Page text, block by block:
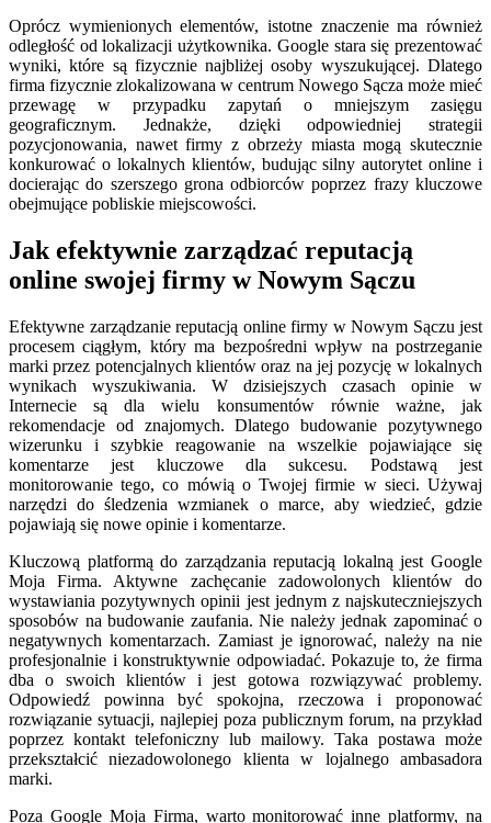
Oprócz wymienionych elementów, istotne znaczenie ma również
odległość od lokalizacji użytkownika. Google stara się prezentować
wyniki, które są fizycznie najbliżej osoby wyszukującej. Dlatego
firma fizycznie zlokalizowana w centrum Nowego Sącza może mieć
przewagę w przypadku zapytań o mniejszym zasięgu
geograficznym. Jednakże, dzięki odpowiedniej strategii
pozycjonowania, nawet firmy z obrzeży miasta mogą skutecznie
konkurować o lokalnych klientów, budując silny autorytet online i
docierając do szerszego grona odbiorców poprzez frazy kluczowe
obejmujące pobliskie miejscowości.
Jak efektywnie zarządzać reputacją
online swojej firmy w Nowym Sączu
Efektywne zarządzanie reputacją online firmy w Nowym Sączu jest
procesem ciągłym, który ma bezpośredni wpływ na postrzeganie
marki przez potencjalnych klientów oraz na jej pozycję w lokalnych
wynikach wyszukiwania. W dzisiejszych czasach opinie w
Internecie są dla wielu konsumentów równie ważne, jak
rekomendacje od znajomych. Dlatego budowanie pozytywnego
wizerunku i szybkie reagowanie na wszelkie pojawiające się
komentarze jest kluczowe dla sukcesu. Podstawą jest
monitorowanie tego, co mówią o Twojej firmie w sieci. Używaj
narzędzi do śledzenia wzmianek o marce, aby wiedzieć, gdzie
pojawiają się nowe opinie i komentarze.
Kluczową platformą do zarządzania reputacją lokalną jest Google
Moja Firma. Aktywne zachęcanie zadowolonych klientów do
wystawiania pozytywnych opinii jest jednym z najskuteczniejszych
sposobów na budowanie zaufania. Nie należy jednak zapominać o
negatywnych komentarzach. Zamiast je ignorować, należy na nie
profesjonalnie i konstruktywnie odpowiadać. Pokazuje to, że firma
dba o swoich klientów i jest gotowa rozwiązywać problemy.
Odpowiedź powinna być spokojna, rzeczowa i proponować
rozwiązanie sytuacji, najlepiej poza publicznym forum, na przykład
poprzez kontakt telefoniczny lub mailowy. Taka postawa może
przekształcić niezadowolonego klienta w lojalnego ambasadora
marki.
Poza Google Moja Firma, warto monitorować inne platformy, na